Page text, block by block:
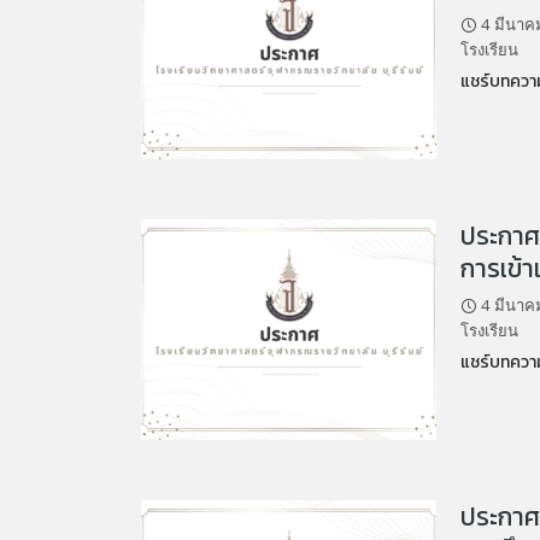
4 มีนาค
โรงเรียน
แชร์บทคว
ประกา
การเข้
4 มีนาค
โรงเรียน
แชร์บทคว
ประกา